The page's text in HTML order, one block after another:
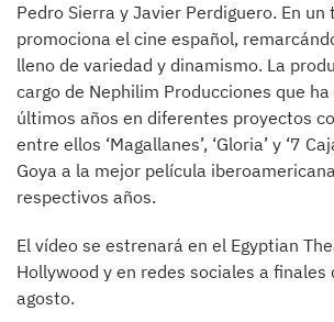
Pedro Sierra y Javier Perdiguero. En un
promociona el cine español,
lleno de variedad y dinamismo. La
cargo de Nephilim Producciones que
últimos años en diferentes proyectos
entre ellos ‘Magallanes’, ‘Gloria’ y ‘7
Goya a la mejor película
respectivos años.
El vídeo se estrenará en el Egyptian
Hollywood y en redes sociales a finales
agosto.